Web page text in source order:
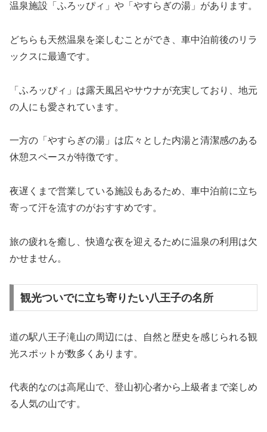
温泉施設「ふろッぴィ」や「やすらぎの湯」があります。
どちらも天然温泉を楽しむことができ、車中泊前後のリラ
ックスに最適です。
「ふろッぴィ」は露天風呂やサウナが充実しており、地元
の人にも愛されています。
一方の「やすらぎの湯」は広々とした内湯と清潔感のある
休憩スペースが特徴です。
夜遅くまで営業している施設もあるため、車中泊前に立ち
寄って汗を流すのがおすすめです。
旅の疲れを癒し、快適な夜を迎えるために温泉の利用は欠
かせません。
観光ついでに立ち寄りたい八王子の名所
道の駅八王子滝山の周辺には、自然と歴史を感じられる観
光スポットが数多くあります。
代表的なのは高尾山で、登山初心者から上級者まで楽しめ
る人気の山です。